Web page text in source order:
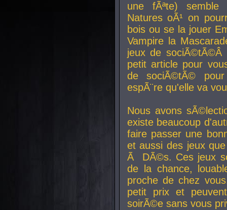
une fÃªte) semble
Natures oÃ¹ on
bois ou se la jouer
Vampire la
jeux de
petit article pour
de sociÃ©tÃ©
espÃ¨re qu'elle va
Nous avons
existe beaucoup
faire passer une
et aussi des jeux
Ã DÃ©s. Ces jeux
de la chance,
proche de chez
petit prix et
soirÃ©e sans vous